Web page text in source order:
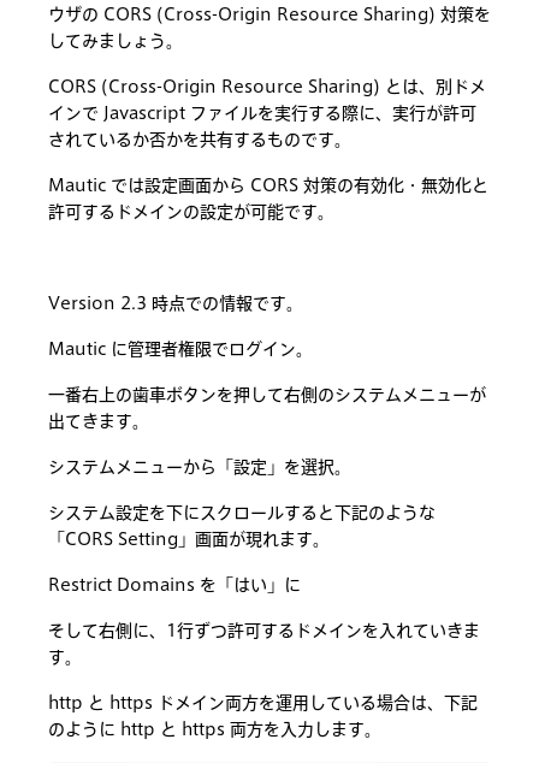
ウザの CORS (Cross-Origin Resource Sharing) 対策を
してみましょう。
CORS (Cross-Origin Resource Sharing) とは、別ドメ
インで Javascript ファイルを実行する際に、実行が許可
されているか否かを共有するものです。
Mautic では設定画面から CORS 対策の有効化・無効化と
許可するドメインの設定が可能です。
Version 2.3 時点での情報です。
Mautic に管理者権限でログイン。
一番右上の歯車ボタンを押して右側のシステムメニューが
出てきます。
システムメニューから「設定」を選択。
システム設定を下にスクロールすると下記のような
「CORS Setting」画面が現れます。
Restrict Domains を「はい」に
そして右側に、1行ずつ許可するドメインを入れていきま
す。
http と https ドメイン両方を運用している場合は、下記
のように http と https 両方を入力します。